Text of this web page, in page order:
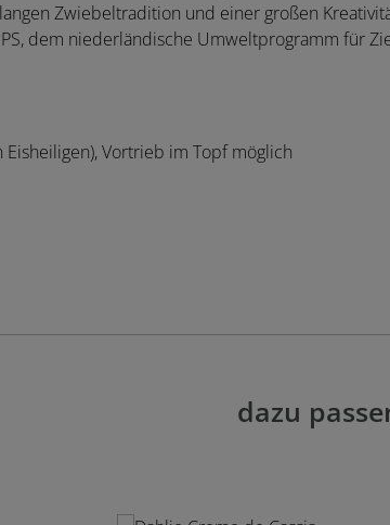
Zwiebeltradition und einer großen
dem niederländische Umweltprogramm für
Vortrieb im Topf möglich
dazu